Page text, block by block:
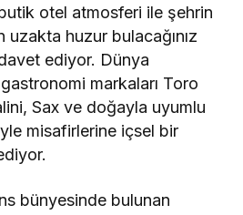
otel atmosferi ile şehrin
huzur bulacağınız
ediyor. Dünya
markaları Toro
Sax ve doğayla uyumlu
misafirlerine içsel bir
bünyesinde bulunan